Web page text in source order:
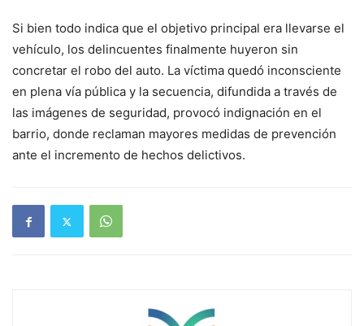
Si bien todo indica que el objetivo principal era llevarse el
vehículo, los delincuentes finalmente huyeron sin
concretar el robo del auto. La víctima quedó inconsciente
en plena vía pública y la secuencia, difundida a través de
las imágenes de seguridad, provocó indignación en el
barrio, donde reclaman mayores medidas de prevención
ante el incremento de hechos delictivos.